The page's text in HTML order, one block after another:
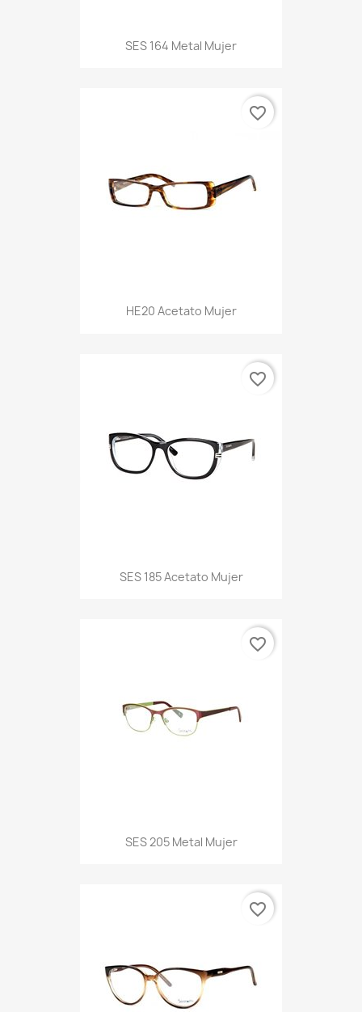
SES 164 Metal Mujer
HE20 Acetato Mujer
favorite_border
SES 185 Acetato Mujer
favorite_border
SES 205 Metal Mujer
favorite_border
favorite_border